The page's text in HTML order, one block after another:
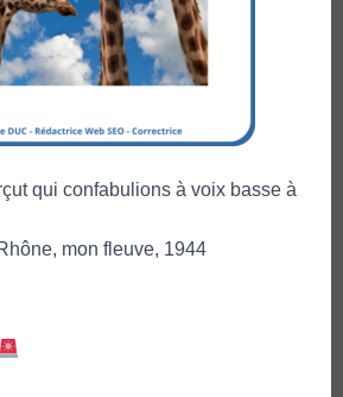
qui confabulions à voix basse à
mon fleuve, 1944